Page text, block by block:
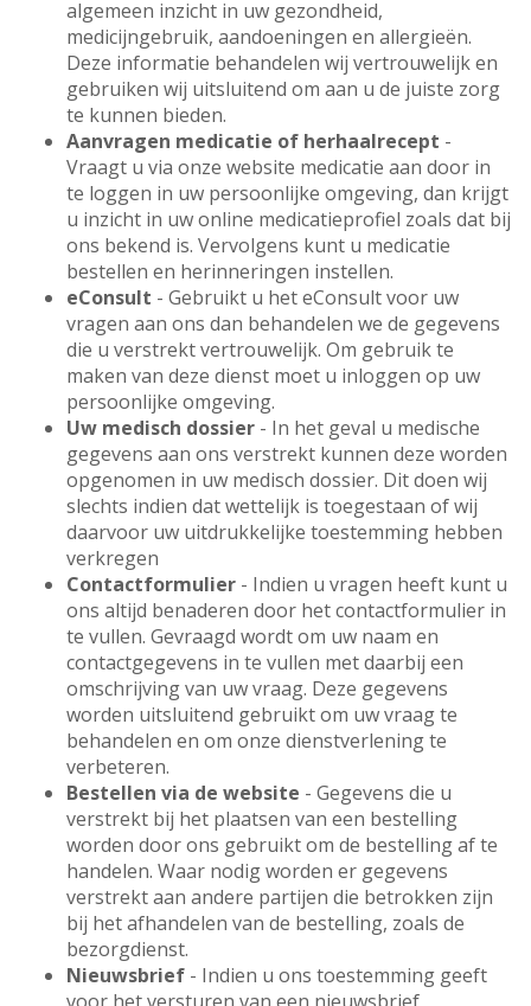
algemeen inzicht in uw gezondheid,
medicijngebruik, aandoeningen en allergieën.
Deze informatie behandelen wij vertrouwelijk en
gebruiken wij uitsluitend om aan u de juiste zorg
te kunnen bieden.
Aanvragen medicatie of herhaalrecept -
Vraagt u via onze website medicatie aan door in
te loggen in uw persoonlijke omgeving, dan krijgt
u inzicht in uw online medicatieprofiel zoals dat bij
ons bekend is. Vervolgens kunt u medicatie
bestellen en herinneringen instellen.
eConsult - Gebruikt u het eConsult voor uw
vragen aan ons dan behandelen we de gegevens
die u verstrekt vertrouwelijk. Om gebruik te
maken van deze dienst moet u inloggen op uw
persoonlijke omgeving.
Uw medisch dossier - In het geval u medische
gegevens aan ons verstrekt kunnen deze worden
opgenomen in uw medisch dossier. Dit doen wij
slechts indien dat wettelijk is toegestaan of wij
daarvoor uw uitdrukkelijke toestemming hebben
verkregen
Contactformulier - Indien u vragen heeft kunt u
ons altijd benaderen door het contactformulier in
te vullen. Gevraagd wordt om uw naam en
contactgegevens in te vullen met daarbij een
omschrijving van uw vraag. Deze gegevens
worden uitsluitend gebruikt om uw vraag te
behandelen en om onze dienstverlening te
verbeteren.
Bestellen via de website - Gegevens die u
verstrekt bij het plaatsen van een bestelling
worden door ons gebruikt om de bestelling af te
handelen. Waar nodig worden er gegevens
verstrekt aan andere partijen die betrokken zijn
bij het afhandelen van de bestelling, zoals de
bezorgdienst.
Nieuwsbrief - Indien u ons toestemming geeft